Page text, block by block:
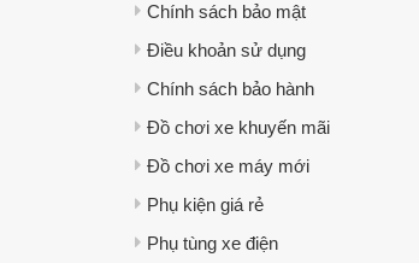
Chính sách bảo mật
Điều khoản sử dụng
Chính sách bảo hành
Đồ chơi xe khuyến mãi
Đồ chơi xe máy mới
Phụ kiện giá rẻ
Phụ tùng xe điện